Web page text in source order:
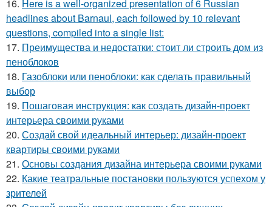
16. Here is a well-organized presentation of 6 Russian
headlines about Barnaul, each followed by 10 relevant
questions, compiled into a single list:
17. Преимущества и недостатки: стоит ли строить дом из
пеноблоков
18. Газоблоки или пеноблоки: как сделать правильный
выбор
19. Пошаговая инструкция: как создать дизайн-проект
интерьера своими руками
20. Создай свой идеальный интерьер: дизайн-проект
квартиры своими руками
21. Основы создания дизайна интерьера своими руками
22. Какие театральные постановки пользуются успехом у
зрителей